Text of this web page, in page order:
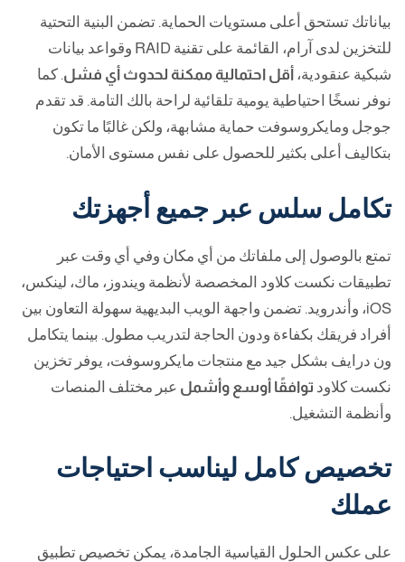
بياناتك تستحق أعلى مستويات الحماية. تضمن البنية التحتية
للتخزين لدى آرام، القائمة على تقنية RAID وقواعد بيانات
شبكية عنقودية، أقل احتمالية ممكنة لحدوث أي فشل. كما
نوفر نسخًا احتياطية يومية تلقائية لراحة بالك التامة. قد تقدم
جوجل ومايكروسوفت حماية مشابهة، ولكن غالبًا ما تكون
بتكاليف أعلى بكثير للحصول على نفس مستوى الأمان.
تكامل سلس عبر جميع أجهزتك
تمتع بالوصول إلى ملفاتك من أي مكان وفي أي وقت عبر
تطبيقات نكست كلاود المخصصة لأنظمة ويندوز، ماك، لينكس،
iOS، وأندرويد. تضمن واجهة الويب البديهية سهولة التعاون بين
أفراد فريقك بكفاءة ودون الحاجة لتدريب مطول. بينما يتكامل
ون درايف بشكل جيد مع منتجات مايكروسوفت، يوفر تخزين
نكست كلاود توافقًا أوسع وأشمل عبر مختلف المنصات
وأنظمة التشغيل.
تخصيص كامل ليناسب احتياجات
عملك
على عكس الحلول القياسية الجامدة، يمكن تخصيص تطبيق